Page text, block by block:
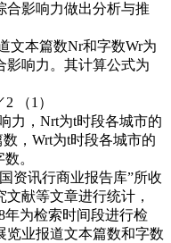
合影响力做出分析与推
本篇数Nr和字数Wr为
影响力。其计算公式为
2 （1）
力，Nrt为t时段各城市的
，Wrt为t时段各城市的
。
讯行商业报告库”所收
献等文章进行统计，
年为检索时间段进行检
览业报道文本篇数和字数